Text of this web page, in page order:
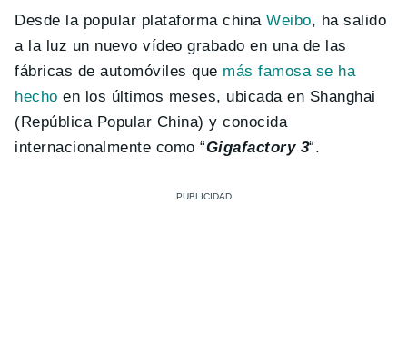
Desde la popular plataforma chinaWeibo, ha salido
a la luz un nuevo vídeo grabado en una de las
fábricas de automóviles que más famosa se ha
hecho en los últimos meses, ubicada en Shanghai
(República Popular China) y conocida
internacionalmente como “Gigafactory 3“.